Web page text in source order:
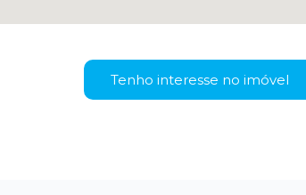
Tenho interesse no imóvel